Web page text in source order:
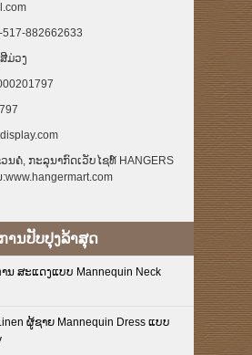
882662633
ມ່ວງ
ນຄໍ, ກະລຸນາກົດເວັບໄຊທ໌ HANGERS
ການປັບປຸງລ້າສຸດ
ນ ສະແດງແບບ Mannequin Neck
ຜູ້ຊາຍ Mannequin Dress ແບບ